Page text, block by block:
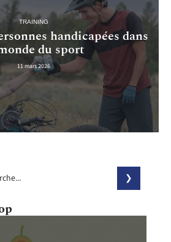
TRAINING
handicapées dans
du sport
11 mars 2026